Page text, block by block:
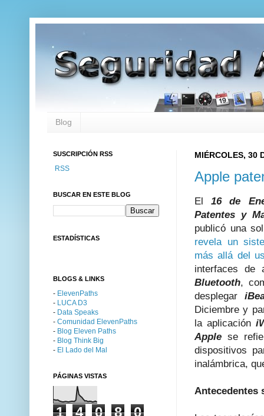
Blog
MIÉRCOLES, 30
Apple
El16 de
Patentes y
publicó una
revela un
más allá del
interfaces de
Bluetooth,
desplegar
Diciembre y
la aplicación
Apple se
dispositivos
inalámbrica,
Antecedentes
SUSCRIPCIÓN RSS
RSS
BUSCAR EN ESTE BLOG
ESTADÍSTICAS
BLOGS & LINKS
- ElevenPaths
- LUCA D3
- Data Speaks
- Comunidad ElevenPaths
- Blog Eleven Paths
- Blog Think Big
- El Lado del Mal
PÁGINAS VISTAS
1 4 0 8
0